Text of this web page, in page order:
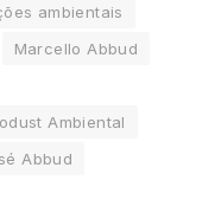
ambientais
Marcello Abbud
Ambiental
Abbud